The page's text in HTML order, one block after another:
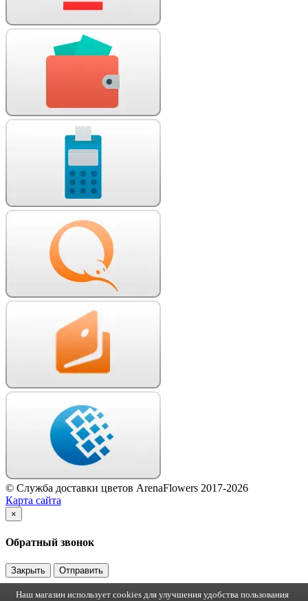
© Служба доставки цветов ArenaFlowers 2017-2026
Карта сайта
×
Обратный звонок
Закрыть Отправить
Наш магазин использует cookies для улучшения удобства пользования